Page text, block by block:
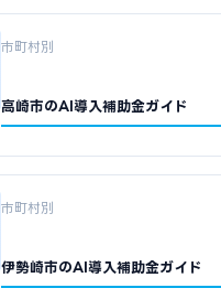
市町村別
高崎市のAI導入補助金ガイド
市町村別
伊勢崎市のAI導入補助金ガイド